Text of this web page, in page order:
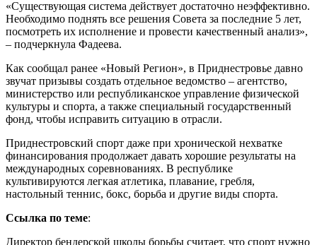
«Существующая система действует достаточно неэффективно.
Необходимо поднять все решения Совета за последние 5 лет,
посмотреть их исполнение и провести качественный анализ»,
– подчеркнула Фадеева.
Как сообщал ранее «Новый Регион», в Приднестровье давно
звучат призывы создать отдельное ведомство – агентство,
министерство или республиканское управление физической
культуры и спорта, а также специальный государственный
фонд, чтобы исправить ситуацию в отрасли.
Приднестровский спорт даже при хронической нехватке
финансирования продолжает давать хорошие результаты на
международных соревнованиях. В республике
культивируются легкая атлетика, плавание, гребля,
настольный теннис, бокс, борьба и другие виды спорта.
Ссылка по теме:
Директор бендерской школы борьбы считает, что спорт нужно